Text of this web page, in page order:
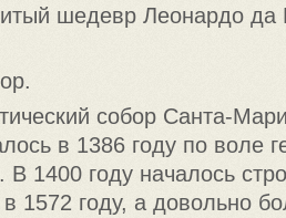
шедевр Леонардо да
собор Санта-
в 1386 году по воле
В 1400 году началось
1572 году, а довольно